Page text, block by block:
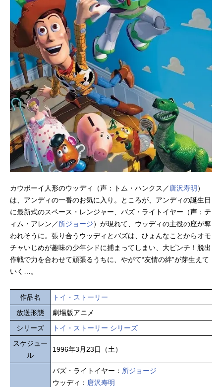
カウボーイ人形のウッディ（声：トム・ハンクス／ 唐沢寿明 ）
は、アンディの一番のお気に入り。ところが、アンディの誕生日
に最新式のスペース・レンジャー、バズ・ライトイヤー（声：テ
ィム・アレン／所ジョージ）が現れて、ウッディの主役の座が奪
われそうに。張り合うウッディとバズは、ひょんなことからオモ
チャいじめが趣味の少年シドに捕まってしまい、大ピンチ！脱出
作戦で力を合わせて頑張るうちに、やがて“友情の絆”が芽生えて
いく…。
作品名
トイ・ストーリー
放送形態
劇場版アニメ
シリーズ
トイ・ストーリー シリーズ
スケジュー
ル
1996年3月23日（土）
バズ・ライトイヤー： 所ジョージ
ウッディ： 唐沢寿明